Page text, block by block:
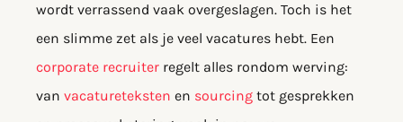
wordt verrassend vaak overgeslagen. Toch is het
een slimme zet als je veel vacatures hebt. Een
corporate recruiter regelt alles rondom werving:
van vacatureteksten en sourcing tot gesprekken